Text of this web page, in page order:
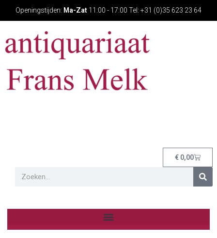
Openingstijden: Ma-Zat 11:00 - 17:00 Tel: +31 (0)35 623 23 64
€ 0,00